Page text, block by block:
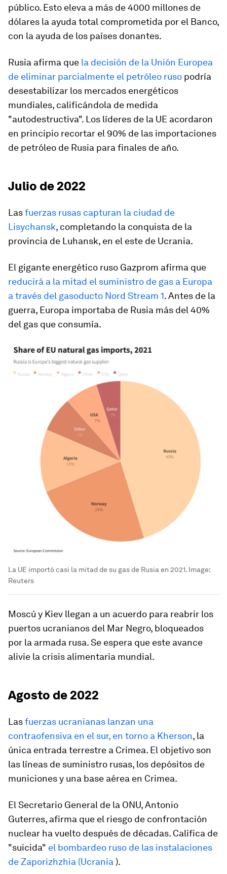
público. Esto eleva a más de 4000 millones de
dólares la ayuda total comprometida por el Banco,
con la ayuda de los países donantes.
Rusia afirma que la decisión de la Unión Europea
de eliminar parcialmente el petróleo ruso podría
desestabilizar los mercados energéticos
mundiales, calificándola de medida
"autodestructiva". Los líderes de la UE acordaron
en principio recortar el 90% de las importaciones
de petróleo de Rusia para finales de año.
Julio de 2022
Lasfuerzas rusas capturan la ciudad de
Lisychansk, completando la conquista de la
provincia de Luhansk, en el este de Ucrania.
El gigante energético ruso Gazprom afirma que
reducirá a la mitad el suministro de gas a Europa
a través del gasoducto Nord Stream 1. Antes de la
guerra, Europa importaba de Rusia más del 40%
del gas que consumía.
La UE importó casi la mitad de su gas de Rusia en 2021. Image:
Reuters
Moscú y Kiev llegan a un acuerdo para reabrir los
puertos ucranianos del Mar Negro, bloqueados
por la armada rusa. Se espera que este avance
alivie la crisis alimentaria mundial.
Agosto de 2022
Lasfuerzas ucranianas lanzan una
contraofensiva en el sur, en torno a Kherson, la
única entrada terrestre a Crimea. El objetivo son
las líneas de suministro rusas, los depósitos de
municiones y una base aérea en Crimea.
El Secretario General de la ONU, Antonio
Guterres, afirma que el riesgo de confrontación
nuclear ha vuelto después de décadas. Califica de
"suicida" el bombardeo ruso de las instalaciones
de Zaporizhzhia (Ucrania ).